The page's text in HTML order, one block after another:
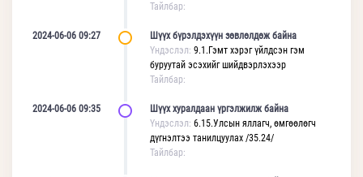
Тайлбар:
2024-06-06 09:27
Шүүх бүрэлдэхүүн зөвлөлдөж байна
Үндэслэл: 9.1.Гэмт хэрэг үйлдсэн гэм
буруутай эсэхийг шийдвэрлэхээр
Тайлбар:
2024-06-06 09:35
Шүүх хуралдаан үргэлжилж байна
Үндэслэл: 6.15.Улсын яллагч, өмгөөлөгч
дүгнэлтээ танилцуулах /35.24/
Тайлбар: